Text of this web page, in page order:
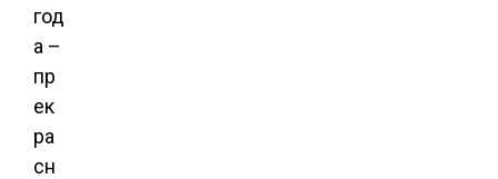
год
а –
пр
ек
ра
сн